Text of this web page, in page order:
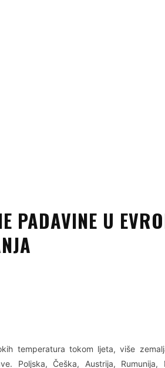
PADAVINE U
temperatura tokom ljeta, više
Poljska, Češka, Austrija, Rumunija,